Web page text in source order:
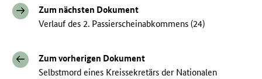
Zum nächsten Dokument
Verlauf des 2. Passierscheinabkommens (24)
Zum vorherigen Dokument
Selbstmord eines Kreissekretärs der Nationalen